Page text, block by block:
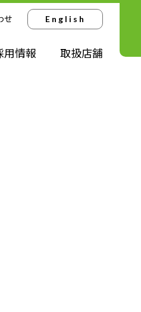
せ English
用情報 取扱店舗